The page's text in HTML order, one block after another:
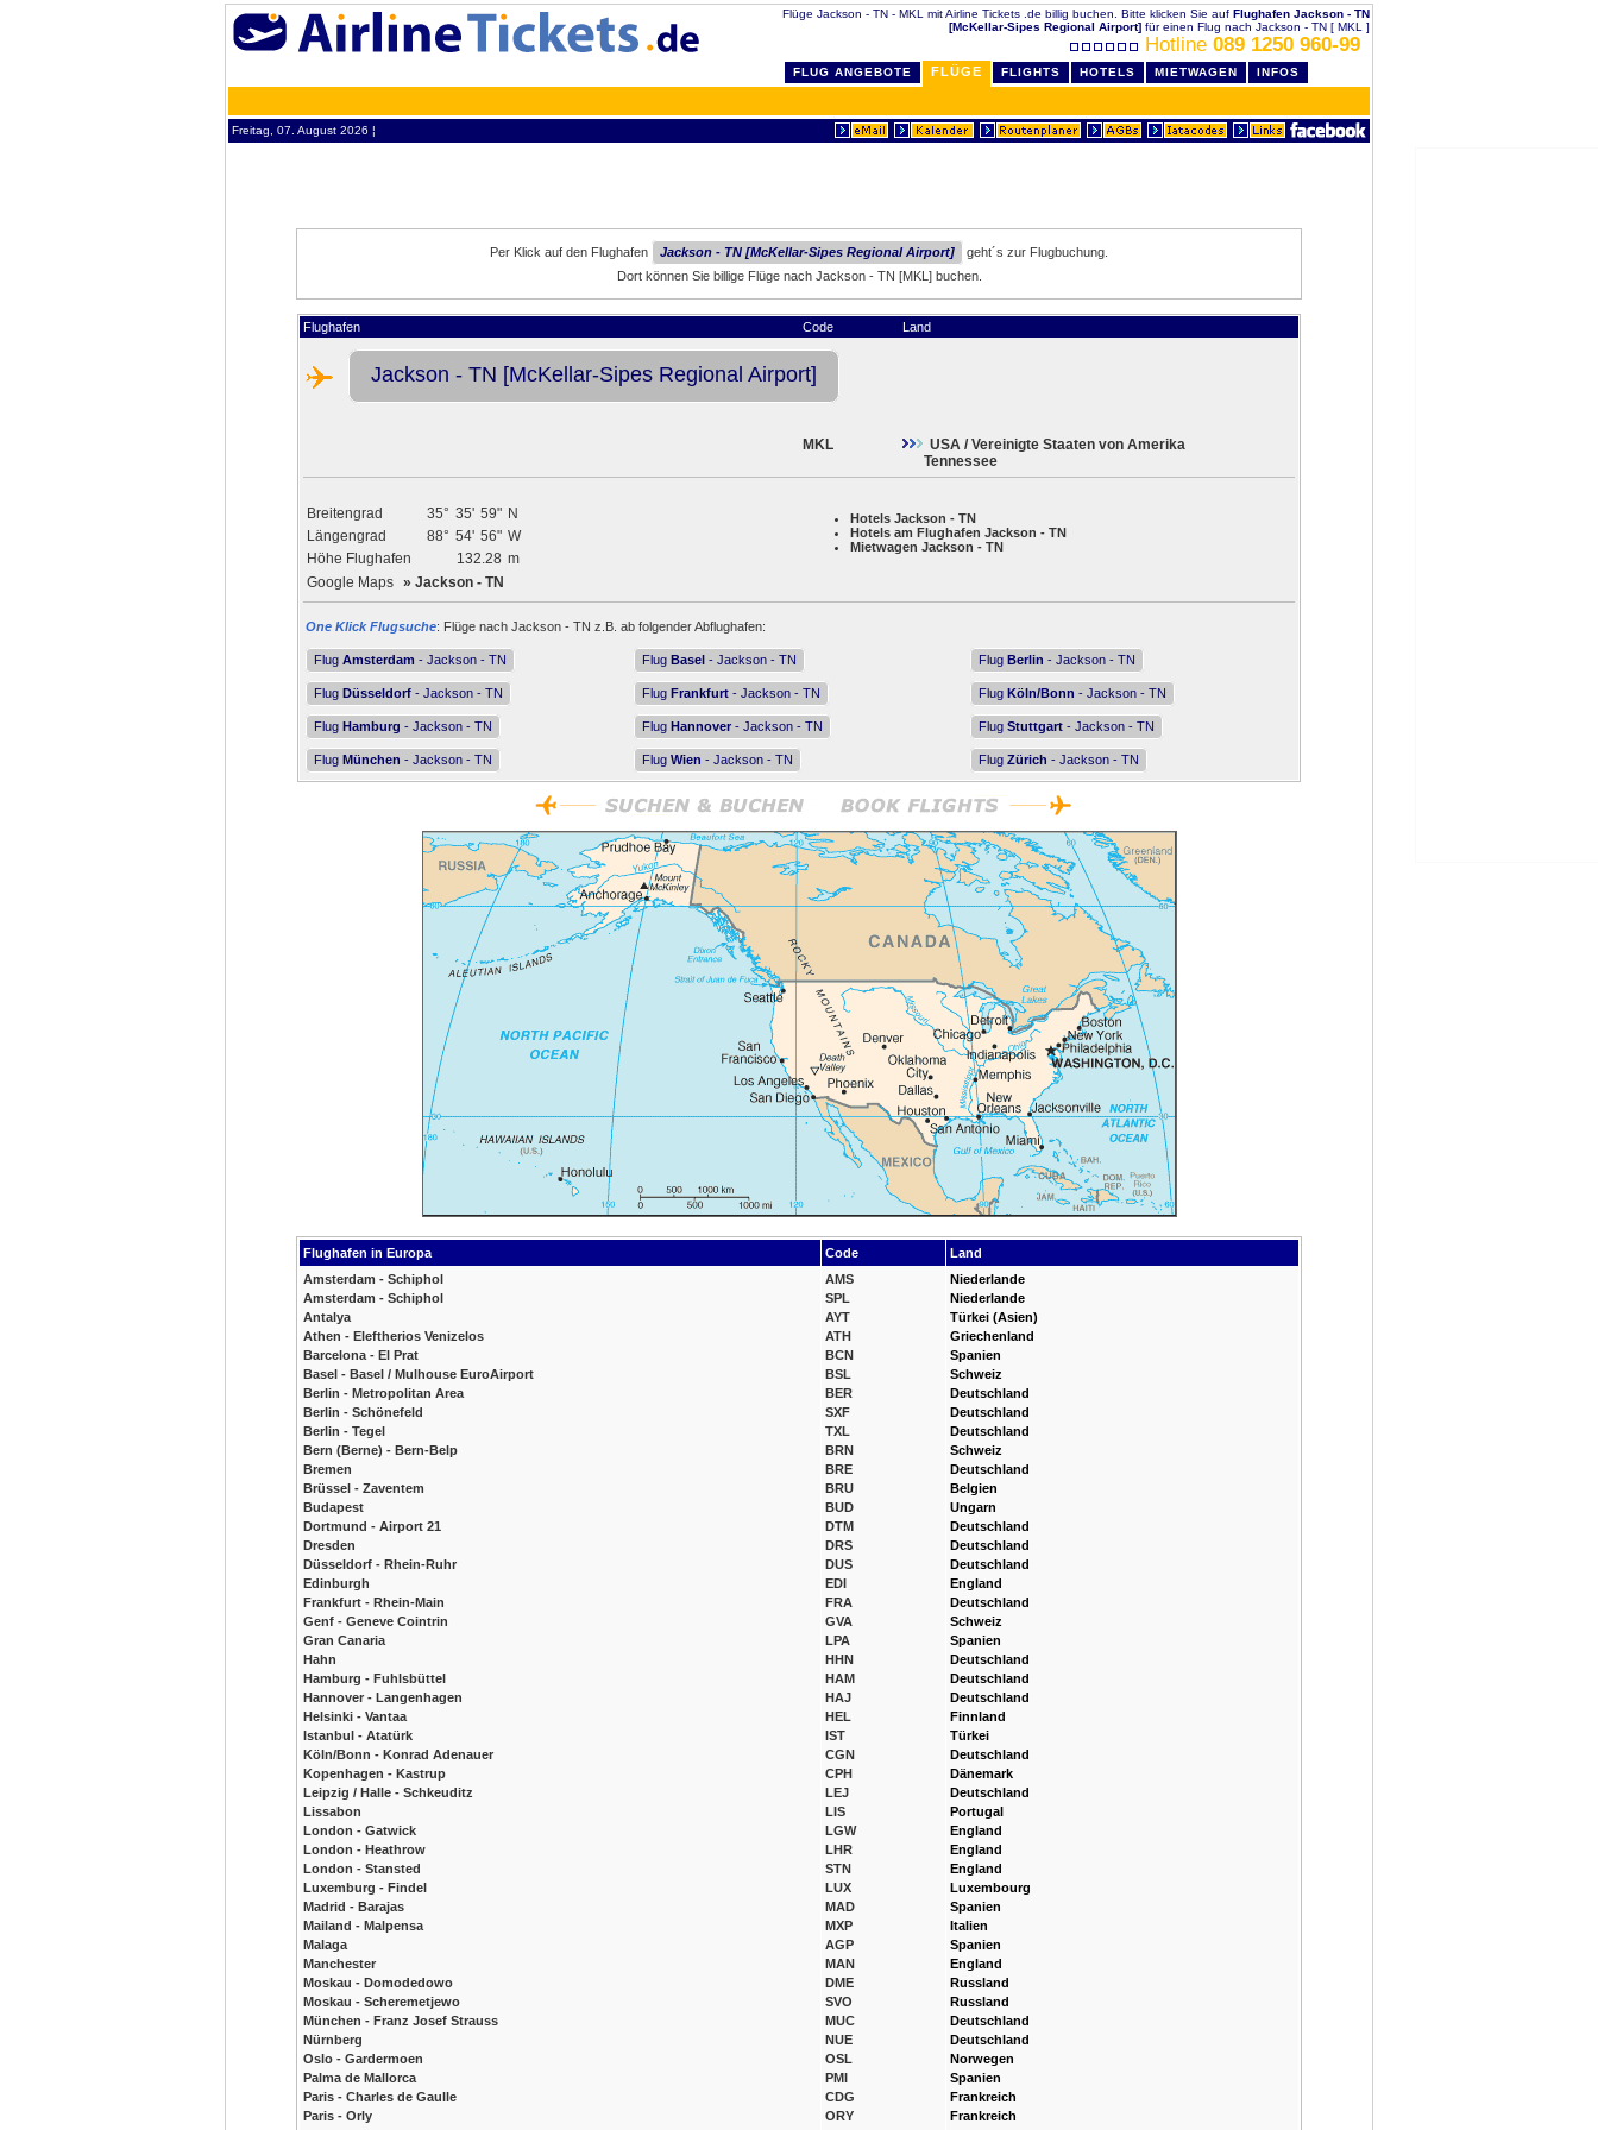
Flüge Jackson - TN - MKL mit Airline Tickets .de billig buchen. Bitte klicken Sie auf Flughafen Jackson - TN
[McKellar-Sipes Regional Airport] für einen Flug nach Jackson - TN [ MKL ]
Hotline 089 1250 960-99
FLUG ANGEBOTE FLÜGE FLIGHTS HOTELS MIETWAGEN INFOS
Freitag, 07. August 2026 ¦
Per Klick auf den Flughafen Jackson - TN [McKellar-Sipes Regional Airport]
geht´s zur Flugbuchung.
Dort können Sie billige Flüge nach Jackson - TN [MKL] buchen.
Flughafen Code Land
Jackson - TN [McKellar-Sipes Regional Airport]
MKL
USA / Vereinigte Staaten von Amerika
Tennessee
Breitengrad 35° 35' 59" N
Längengrad
88° 54' 56" W
Höhe Flughafen
132.28 m
Google Maps » Jackson - TN
Hotels Jackson - TN
Hotels am Flughafen Jackson - TN
Mietwagen Jackson - TN
One Klick Flugsuche: Flüge nach Jackson - TN z.B. ab folgender Abflughafen:
Flug Amsterdam - Jackson - TN Flug Basel - Jackson - TN Flug Berlin - Jackson - TN
Flug Düsseldorf - Jackson - TN Flug Frankfurt - Jackson - TN Flug Köln/Bonn - Jackson - TN
Flug Hamburg - Jackson - TN Flug Hannover - Jackson - TN Flug Stuttgart - Jackson - TN
Flug München - Jackson - TN Flug Wien - Jackson - TN Flug Zürich - Jackson - TN
Flughafen in Europa Code
Land
Amsterdam - Schiphol
Amsterdam - Schiphol
Antalya
Athen - Eleftherios Venizelos
Barcelona - El Prat
Basel - Basel / Mulhouse EuroAirport
Berlin - Metropolitan Area
Berlin - Schönefeld
Berlin - Tegel
Bern (Berne) - Bern-Belp
Bremen
Brüssel - Zaventem
Budapest
Dortmund - Airport 21
Dresden
Düsseldorf - Rhein-Ruhr
Edinburgh
Frankfurt - Rhein-Main
Genf - Geneve Cointrin
Gran Canaria
Hahn
Hamburg - Fuhlsbüttel
Hannover - Langenhagen
Helsinki - Vantaa
Istanbul - Atatürk
Köln/Bonn - Konrad Adenauer
Kopenhagen - Kastrup
Leipzig / Halle - Schkeuditz
Lissabon
London - Gatwick
London - Heathrow
London - Stansted
Luxemburg - Findel
Madrid - Barajas
Mailand - Malpensa
Malaga
Manchester
Moskau - Domodedowo
Moskau - Scheremetjewo
München - Franz Josef Strauss
Nürnberg
Oslo - Gardermoen
Palma de Mallorca
Paris - Charles de Gaulle
Paris - Orly
AMS
SPL
AYT
ATH
BCN
BSL
BER
SXF
TXL
BRN
BRE
BRU
BUD
DTM
DRS
DUS
EDI
FRA
GVA
LPA
HHN
HAM
HAJ
HEL
IST
CGN
CPH
LEJ
LIS
LGW
LHR
STN
LUX
MAD
MXP
AGP
MAN
DME
SVO
MUC
NUE
OSL
PMI
CDG
ORY
Niederlande
Niederlande
Türkei (Asien)
Griechenland
Spanien
Schweiz
Deutschland
Deutschland
Deutschland
Schweiz
Deutschland
Belgien
Ungarn
Deutschland
Deutschland
Deutschland
England
Deutschland
Schweiz
Spanien
Deutschland
Deutschland
Deutschland
Finnland
Türkei
Deutschland
Dänemark
Deutschland
Portugal
England
England
England
Luxembourg
Spanien
Italien
Spanien
England
Russland
Russland
Deutschland
Deutschland
Norwegen
Spanien
Frankreich
Frankreich